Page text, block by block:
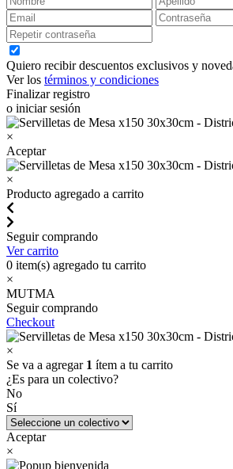
Quiero recibir descuentos exclusivos y
Ver los términos y condiciones
Finalizar registro
o iniciar sesión
×
Aceptar
×
Producto agregado a carrito
Seguir comprando
Ver carrito
0 item(s) agregado tu carrito
×
MUTMA
Seguir comprando
Checkout
×
Se va a agregar 1 ítem a tu carrito
¿Es para un colectivo?
No
Sí
Aceptar
×